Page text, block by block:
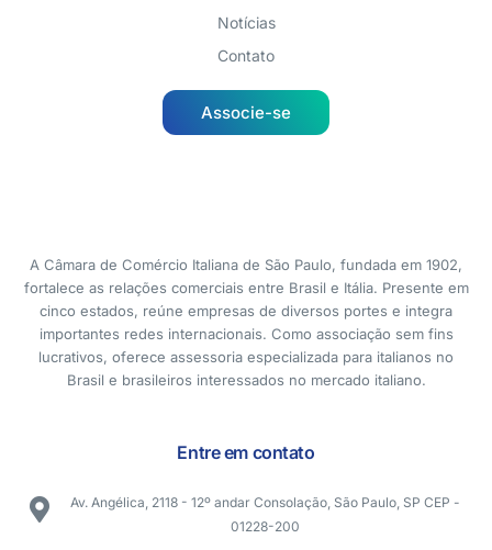
Notícias
Contato
Associe-se
A Câmara de Comércio Italiana de São Paulo, fundada em 1902,
fortalece as relações comerciais entre Brasil e Itália. Presente em
cinco estados, reúne empresas de diversos portes e integra
importantes redes internacionais. Como associação sem fins
lucrativos, oferece assessoria especializada para italianos no
Brasil e brasileiros interessados no mercado italiano.
Entre em contato
Av. Angélica, 2118 - 12º andar Consolação, São Paulo, SP CEP -
01228-200